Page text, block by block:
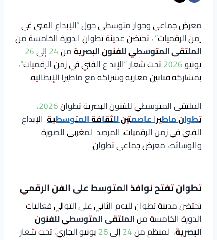
معرض جماعي وحوار متوسطي حول “الإبداع الفني في
زمن الرقميات” ، تحتضن مدينة تطوان الدورة الخامسة من
الملتقى المتوسطي للفنون البصرية
من 24 إلى 26
يونيو 2026 تحت شعار “الإبداع الفني في زمن الرقميات”،
بمشاركة فنانين مغاربة وشراكة مع ماطيرا الإيطالية.
الملتقى المتوسطي للفنون البصرية تطوان 2026،
تطوان ماطيرا عاصمتين للثقافة المتوسطية، الإبداع
الفني في زمن الرقميات، المرصد المغربي للصورة
والوسائط، معرض جماعي تطوان.
تطوان تفتح نوافذ المتوسط على الفن الرقمي
تحتضن مدينة تطوان لليوم الثاني على التوالي فعاليات
الدورة الخامسة منالملتقى المتوسطي للفنون
البصرية، المنظم من 24 إلى 26 يونيو الجاري، تحت شعار